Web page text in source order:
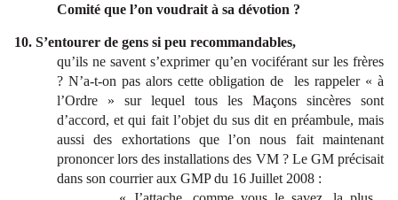
Comité que l’on voudrait à sa dévotion ?
10. S’entourer de gens si peu recommandables,
qu’ils ne savent s’exprimer qu’en vociférant sur les frères
? N’a-t-on pas alors cette obligation de les rappeler « à
l’Ordre » sur lequel tous les Maçons sincères sont
d’accord, et qui fait l’objet du sus dit en préambule, mais
aussi des exhortations que l’on nous fait maintenant
prononcer lors des installations des VM ? Le GM précisait
dans son courrier aux GMP du 16 Juillet 2008 :